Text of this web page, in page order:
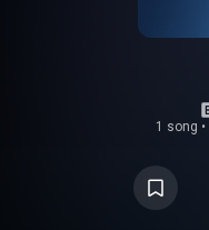
1 song •